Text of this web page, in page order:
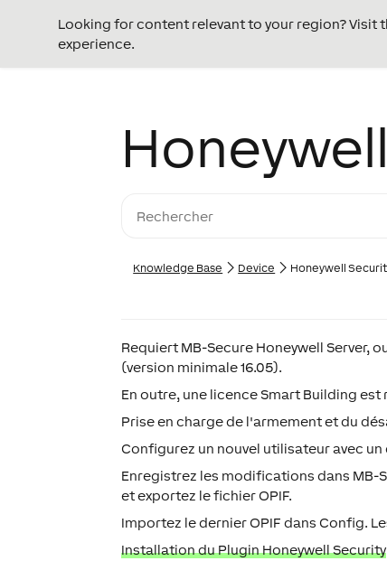
Looking for content relevant to your region? Visit
experience.
Knowledge Base Device Honeywell
Requiert MB-Secure Honeywell Server,
(version minimale 16.05).
En outre, une licence Smart Building
Prise en charge de l'armement et du
Configurez un nouvel utilisateur avec
Enregistrez les modifications dans MB-
et exportez le fichier OPIF.
Importez le dernier OPIF dans Config.
Installation du Plugin Honeywell Security